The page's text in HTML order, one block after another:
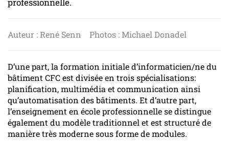
professionnelle.
Auteur : René Senn Photos : Michael Donadel
D’une part, la formation initiale d’informaticien/ne du
bâtiment CFC est divisée en trois spécialisations:
planification, multimédia et communication ainsi
qu’automatisation des bâtiments. Et d’autre part,
l’enseignement en école professionnelle se distingue
également du modèle traditionnel et est structuré de
manière très moderne sous forme de modules.